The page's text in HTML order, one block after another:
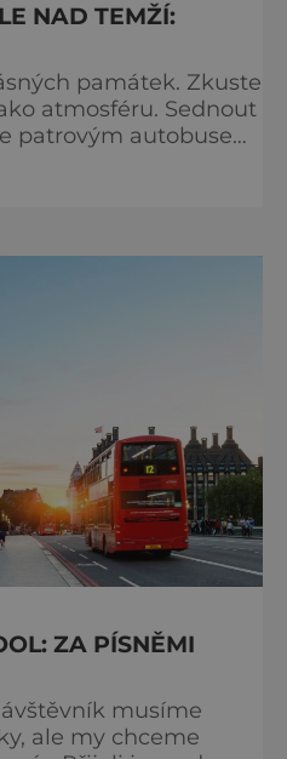
NAD TEMŽÍ:
památek. Zkuste
atmosféru. Sednout
patrovým autobusem
admirál Nelson.
nikdy nebyl, toho
ZA PÍSNĚMI
musíme
ale my chceme